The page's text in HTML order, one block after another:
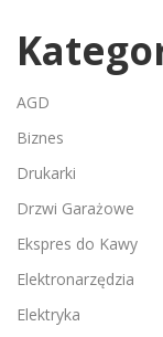
AGD
Biznes
Drukarki
Drzwi Garażowe
Ekspres do Kawy
Elektronarzędzia
Elektryka